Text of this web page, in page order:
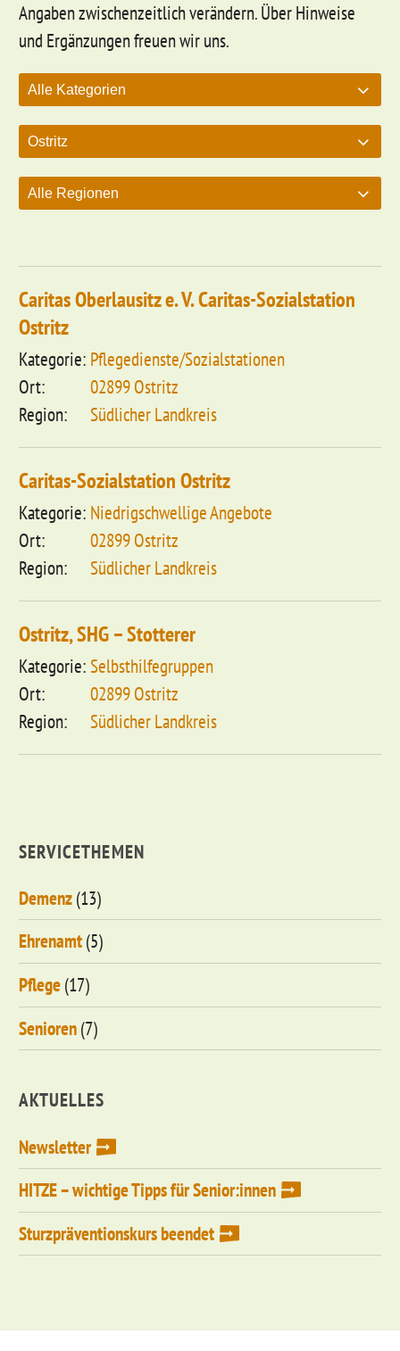
Angaben zwischenzeitlich verändern. Über Hinweise
und Ergänzungen freuen wir uns.
Caritas Oberlausitz e. V. Caritas-Sozialstation
Ostritz
Pflegedienste/Sozialstationen
02899 Ostritz
Südlicher Landkreis
Caritas-Sozialstation Ostritz
Niedrigschwellige Angebote
02899 Ostritz
Südlicher Landkreis
Ostritz, SHG – Stotterer
Selbsthilfegruppen
02899 Ostritz
Südlicher Landkreis
SERVICETHEMEN
Demenz(13)
Ehrenamt(5)
Pflege(17)
Senioren(7)
AKTUELLES
Newsletter
HITZE – wichtige Tipps für Senior:innen
Sturzpräventionskurs beendet